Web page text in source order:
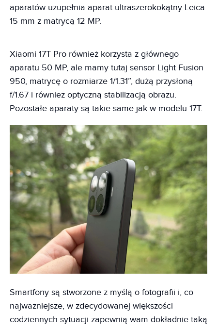
aparatów uzupełnia aparat ultraszerokokątny Leica
15 mm z matrycą 12 MP.
Xiaomi 17T Pro również korzysta z głównego
aparatu 50 MP, ale mamy tutaj sensor Light Fusion
950, matrycę o rozmiarze 1/1.31”, dużą przysłoną
f/1.67 i również optyczną stabilizacją obrazu.
Pozostałe aparaty są takie same jak w modelu 17T.
Smartfony są stworzone z myślą o fotografii i, co
najważniejsze, w zdecydowanej większości
codziennych sytuacji zapewnią wam dokładnie taką